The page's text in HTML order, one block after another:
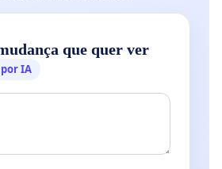
que quer ver
IA